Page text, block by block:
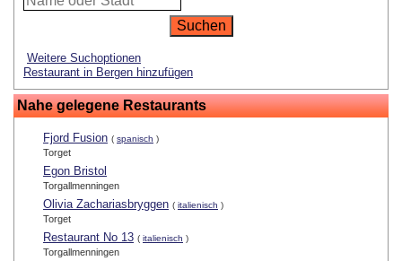
Weitere Suchoptionen
Restaurant in Bergen hinzufügen
Nahe gelegene Restaurants
Fjord Fusion ( spanisch )
Torget
Egon Bristol
Torgallmenningen
Olivia Zachariasbryggen ( italienisch )
Torget
Restaurant No 13 ( italienisch )
Torgallmenningen